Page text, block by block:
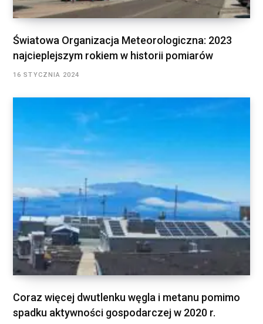
Światowa Organizacja Meteorologiczna: 2023
najcieplejszym rokiem w historii pomiarów
16 STYCZNIA 2024
Coraz więcej dwutlenku węgla i metanu pomimo
spadku aktywności gospodarczej w 2020 r.